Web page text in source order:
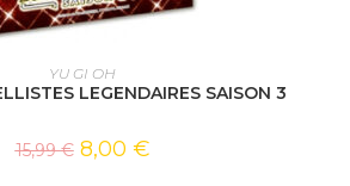
AJOUTER AU PANIER
YU GI OH
LEGENDAIRES SAISON 3
15,99€ 8,00 €